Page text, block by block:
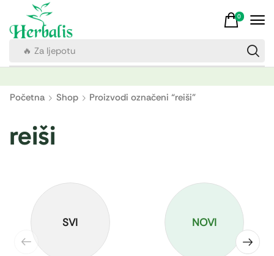
🔥 Za ljepotu
0
Početna Shop Proizvodi označeni “reiši”
reiši
SVI NOVI